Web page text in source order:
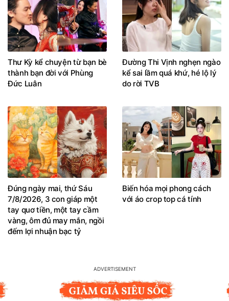
Thư Kỳ kể chuyện từ bạn bè
thành bạn đời với Phùng
Đức Luân
Đường Thi Vịnh nghẹn ngào
kể sai lầm quá khứ, hé lộ lý
do rời TVB
Đúng ngày mai, thứ Sáu
7/8/2026, 3 con giáp một
tay quơ tiền, một tay cầm
vàng, ôm đủ may mắn, ngồi
đếm lợi nhuận bạc tỷ
Biến hóa mọi phong cách
với áo crop top cá tính